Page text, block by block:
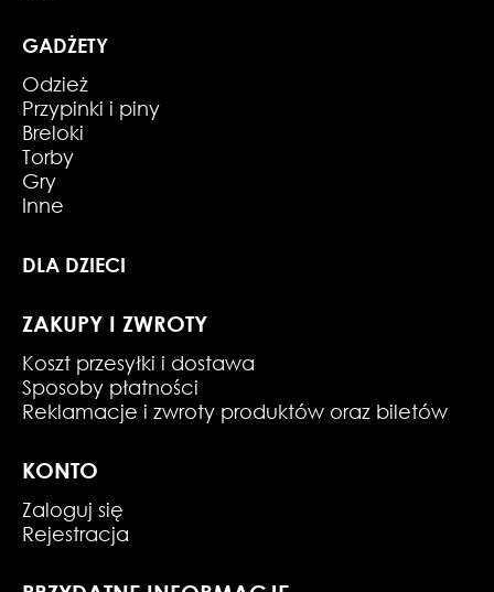
GADŻETY
Odzież
Przypinki i piny
Breloki
Torby
Gry
Inne
DLA DZIECI
ZAKUPY I ZWROTY
Koszt przesyłki i dostawa
Sposoby płatności
Reklamacje i zwroty produktów oraz biletów
KONTO
Zaloguj się
Rejestracja